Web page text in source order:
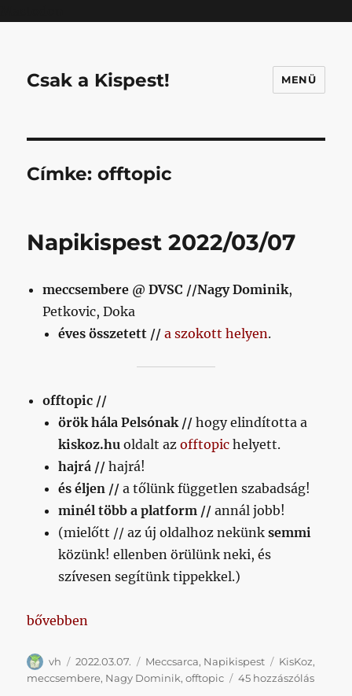
Csak a Kispest! MENÜ
Címke:offtopic
Napikispest 2022/03/07
meccsembere @ DVSC //Nagy Dominik,
Petkovic, Doka
éves összetett // a szokott helyen.
offtopic //
örök hála Pelsónak // hogy elindította a
kiskoz.hu oldalt azofftopic helyett.
hajrá // hajrá!
és éljen // a tőlünk független szabadság!
minél több a platform // annál jobb!
(mielőtt // az új oldalhoz nekünksemmi
közünk! ellenben örülünk neki, és
szívesen segítünk tippekkel.)
„Napikispest 2022/03/07”
bővebben
Szerző
vh Közzétéve
2022.03.07. Kategória
Meccsarca, Napikispest Címke
KisKoz,
meccsembere, Nagy Dominik,offtopic 45 hozzászólás